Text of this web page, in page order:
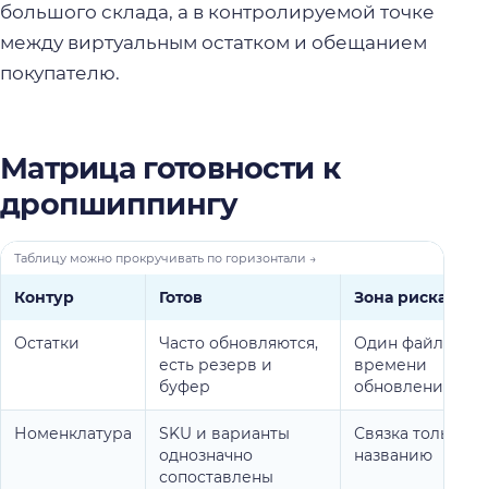
большого склада, а в контролируемой точке
между виртуальным остатком и обещанием
покупателю.
Матрица готовности к
дропшиппингу
Контур Готов Зона риска
Остатки
Часто обновляются,
есть резерв и
буфер
Один файл без
времени
обновления
Номенклатура
SKU и варианты
однозначно
сопоставлены
Связка только
названию